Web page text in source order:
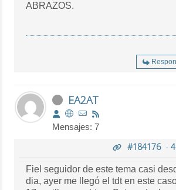
ABRAZOS.
EA2AT
Mensajes: 7
#184176-
Fiel seguidor de este tema casi
dia, ayer me llegó el tdt en este